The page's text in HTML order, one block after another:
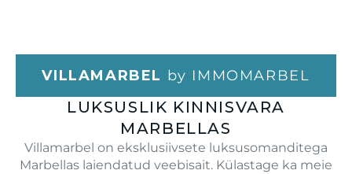
VILLAMARBEL by IMMOMARBEL
LUKSUSLIK KINNISVARA
MARBELLAS
Villamarbel on eksklusiivsete luksusomanditega
Marbellas laiendatud veebisait. Külastage ka meie